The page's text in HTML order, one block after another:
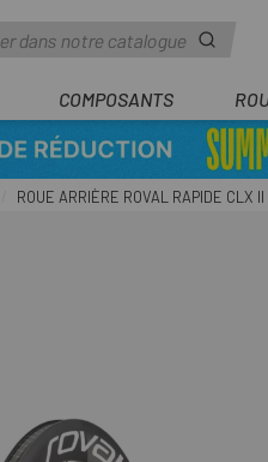
COMPOSANTS
ROUE ARRIÈRE ROVAL RAPIDE CLX